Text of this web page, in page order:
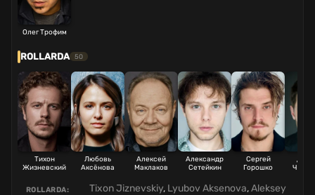
Олег Трофим
ROLLARDA 50
Тихон
Жизневский
Любовь
Аксёнова
Алексей
Маклаков
Александр
Сетейкин
Сергей
Горошко
ROLLARDA: Tixon Jiznevskiy, Lyubov Aksenova,Aleksey